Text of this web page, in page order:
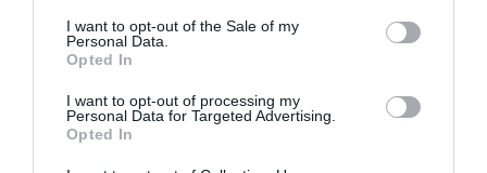
I want to opt-out of the Sale of my
Personal Data.
Opted In
I want to opt-out of processing my
Personal Data for Targeted Advertising.
Opted In
. Ara, Vadecity vol llançar la primera ronda de
finançament per impulsar el creixement, “ja que
diverses ciutats d’arreu d’Espanya i algunes
d’Amèrica estan interessades en el nostre
producte i això requereix inversió”, apunta.